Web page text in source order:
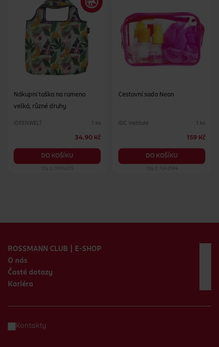
Nákupní taška na rameno
velká, různé druhy
IDEENWELT 1 ks
34.90 Kč
DO KOŠÍKU
Obj. č.: 1004205
Cestovní sada Neon
IDC Institute 1 ks
159 Kč
DO KOŠÍKU
Obj. č.: 1242584
ROSSMANN CLUB | E-SHOP
O nás
Časté dotazy
Kariéra
Kontakty